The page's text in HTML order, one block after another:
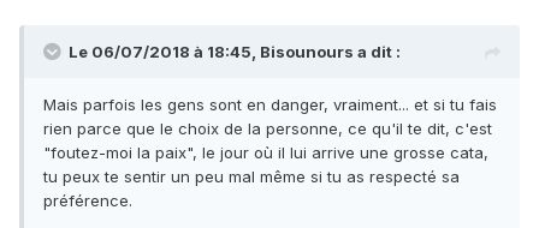
Le 06/07/2018 à 18:45, Bisounours a dit :
Mais parfois les gens sont en danger, vraiment... et si tu fais
rien parce que le choix de la personne, ce qu'il te dit, c'est
"foutez-moi la paix", le jour où il lui arrive une grosse cata,
tu peux te sentir un peu mal même si tu as respecté sa
préférence.